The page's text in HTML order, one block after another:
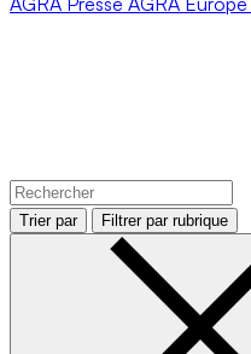
Trier par Filtrer par rubrique